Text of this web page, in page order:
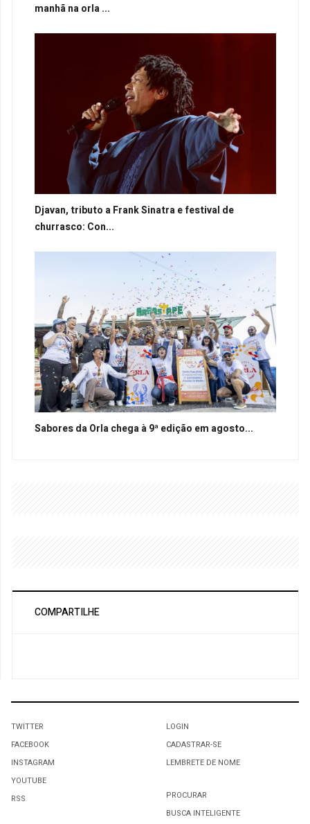
manhã na orla ...
Djavan, tributo a Frank Sinatra e festival de
churrasco: Con...
Sabores da Orla chega à 9ª edição em agosto...
COMPARTILHE
TWITTER
FACEBOOK
INSTAGRAM
YOUTUBE
RSS
LOGIN
CADASTRAR-SE
LEMBRETE DE NOME
PROCURAR
BUSCA INTELIGENTE